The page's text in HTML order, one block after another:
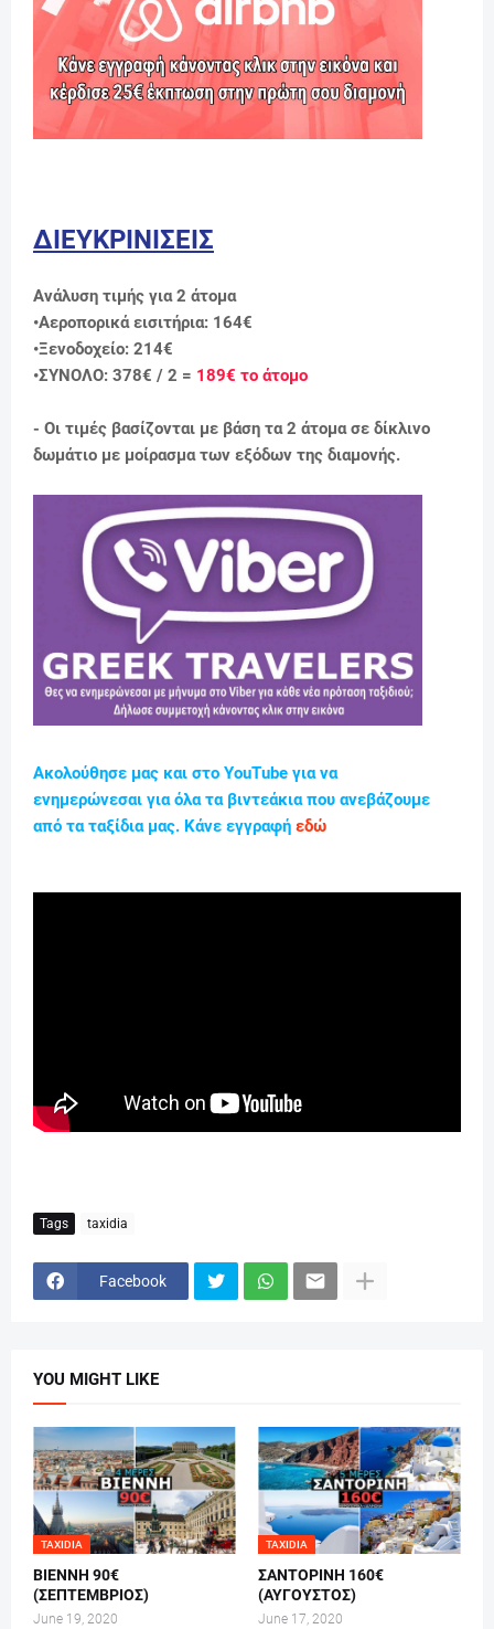
ΔΙΕΥΚΡΙΝΙΣΕΙΣ
Ανάλυση τιμής για 2 άτομα
•Αεροπορικά εισιτήρια: 164€
•Ξενοδοχείo: 214€
•ΣΥΝΟΛΟ: 378€ / 2 = 189€ το άτομο
- Οι τιμές βασίζονται με βάση τα 2 άτομα σε δίκλινο
δωμάτιο με μοίρασμα των εξόδων της διαμονής.
Ακολούθησε μας και στο YouTube για να
ενημερώνεσαι για όλα τα βιντεάκια που ανεβάζουμε
από τα ταξίδια μας. Κάνε εγγραφή εδώ
Tags taxidia
Facebook
YOU MIGHT LIKE
TAXIDIA
ΒΙΕΝΝΗ 90€
(ΣΕΠΤΕΜΒΡΙΟΣ)
June 19, 2020
TAXIDIA
ΣΑΝΤΟΡΙΝΗ 160€
(ΑΥΓΟΥΣΤΟΣ)
June 17, 2020